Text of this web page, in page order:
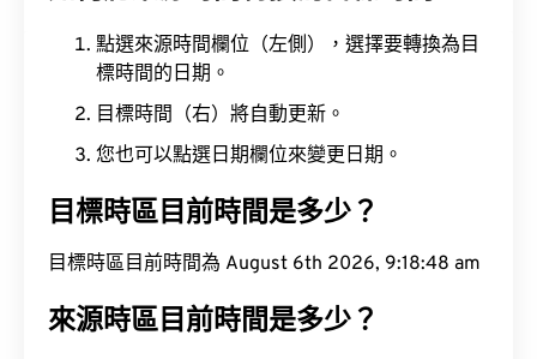
點選來源時間欄位（左側），選擇要轉換為目
標時間的日期。
目標時間（右）將自動更新。
您也可以點選日期欄位來變更日期。
目標時區目前時間是多少？
目標時區目前時間為 August 6th 2026, 9:18:49 am
來源時區目前時間是多少？